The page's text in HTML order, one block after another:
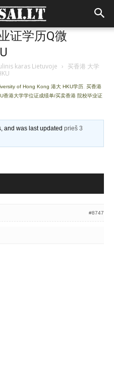
证学历Q微
karas Lietuvoje › 买香港 大学
of Hong Kong 港大 HKU学历 买香港
香港大学学位证成绩单/买卖香港 院校毕业证
and was last updatedprieš 3
#8747